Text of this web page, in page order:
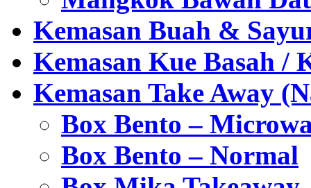
Kemasan Buah &
Kemasan Kue Basah /
Kemasan Take Away
Box Bento –
Box Bento – Normal